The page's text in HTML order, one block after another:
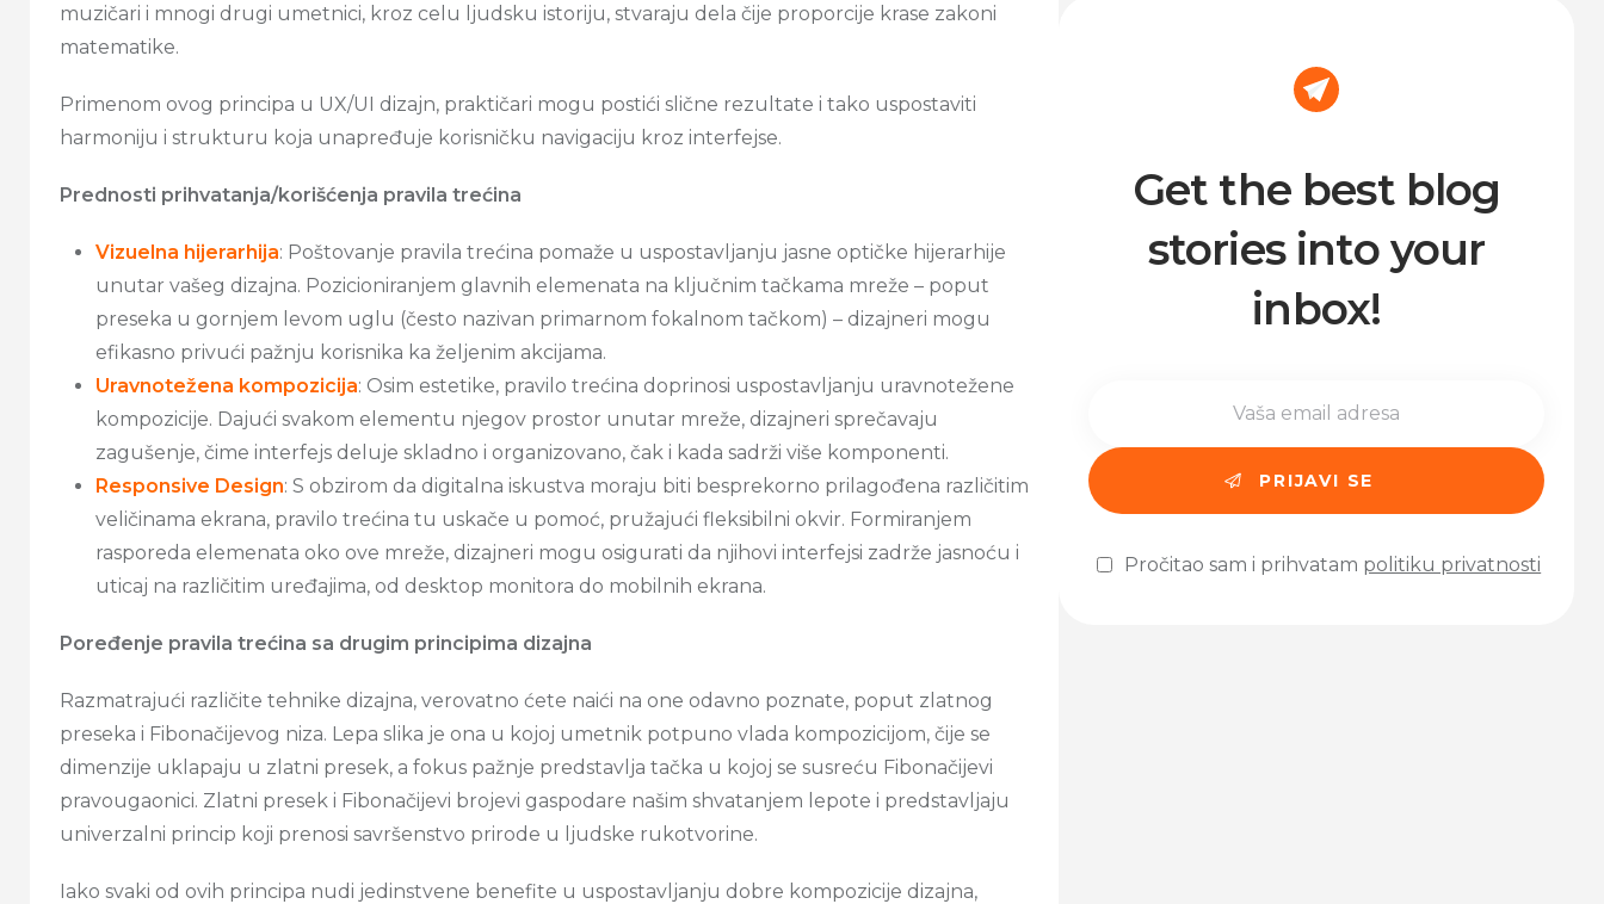
muzičari i mnogi drugi umetnici, kroz celu ljudsku istoriju, stvaraju dela čije proporcije krase zakoni
matematike.
Primenom ovog principa u UX/UI dizajn, praktičari mogu postići slične rezultate i tako uspostaviti
harmoniju i strukturu koja unapređuje korisničku navigaciju kroz interfejse.
Prednosti prihvatanja/korišćenja pravila trećina
Vizuelna hijerarhija: Poštovanje pravila trećina pomaže u uspostavljanju jasne optičke hijerarhije
unutar vašeg dizajna. Pozicioniranjem glavnih elemenata na ključnim tačkama mreže – poput
preseka u gornjem levom uglu (često nazivan primarnom fokalnom tačkom) – dizajneri mogu
efikasno privući pažnju korisnika ka željenim akcijama.
Uravnotežena kompozicija: Osim estetike, pravilo trećina doprinosi uspostavljanju uravnotežene
kompozicije. Dajući svakom elementu njegov prostor unutar mreže, dizajneri sprečavaju
zagušenje, čime interfejs deluje skladno i organizovano, čak i kada sadrži više komponenti.
Responsive Design: S obzirom da digitalna iskustva moraju biti besprekorno prilagođena različitim
veličinama ekrana, pravilo trećina tu uskače u pomoć, pružajući fleksibilni okvir. Formiranjem
rasporeda elemenata oko ove mreže, dizajneri mogu osigurati da njihovi interfejsi zadrže jasnoću i
uticaj na različitim uređajima, od desktop monitora do mobilnih ekrana.
Poređenje pravila trećina sa drugim principima dizajna
Razmatrajući različite tehnike dizajna, verovatno ćete naići na one odavno poznate, poput zlatnog
preseka i Fibonačijevog niza. Lepa slika je ona u kojoj umetnik potpuno vlada kompozicijom, čije se
dimenzije uklapaju u zlatni presek, a fokus pažnje predstavlja tačka u kojoj se susreću Fibonačijevi
pravougaonici. Zlatni presek i Fibonačijevi brojevi gaspodare našim shvatanjem lepote i predstavljaju
univerzalni princip koji prenosi savršenstvo prirode u ljudske rukotvorine.
Iako svaki od ovih principa nudi jedinstvene benefite u uspostavljanju dobre kompozicije dizajna,
Get the best blog
stories into your
inbox!
Pročitao sam i prihvatam politiku privatnosti